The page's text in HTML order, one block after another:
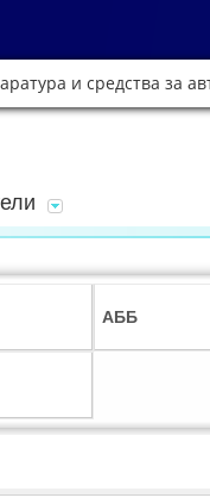
и средства за
АББ